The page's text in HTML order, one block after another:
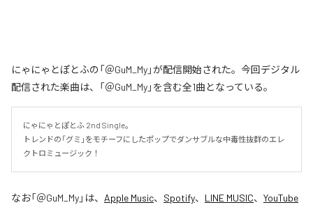
にゃにゃとぽとふの「＠GuM_My」が配信開始された。今回デジタル
配信された楽曲は、「＠GuM_My」を含む全1曲となっている。
にゃにゃとぽとふ 2nd Single。
トレンドの「グミ」をモチーフにしたポップでダンサブルな中毒性抜群のエレ
クトロミュージック！
なお「＠GuM_My」は、 Apple Music、 Spotify、 LINE MUSIC、 YouTube